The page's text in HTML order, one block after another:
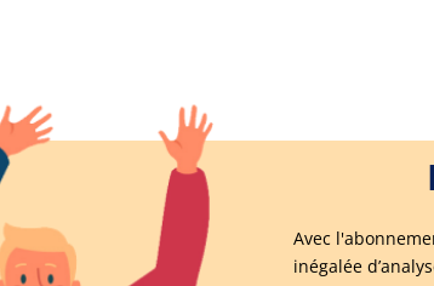
Avec
inégalée